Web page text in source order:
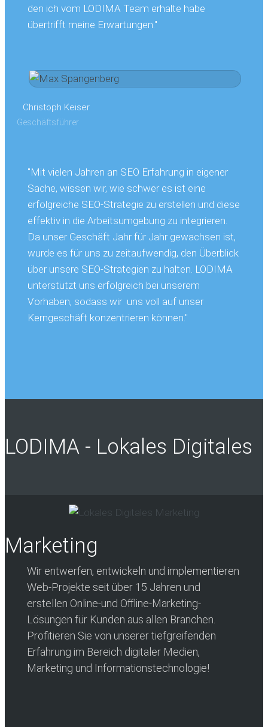
den ich vom LODIMA Team erhalte habe
übertrifft meine Erwartungen."
Christoph Keiser
Geschäftsführer
"Mit vielen Jahren an SEO Erfahrung in eigener
Sache, wissen wir, wie schwer es ist eine
erfolgreiche SEO-Strategie zu erstellen und diese
effektiv in die Arbeitsumgebung zu integrieren.
Da unser Geschäft Jahr für Jahr gewachsen ist,
wurde es für uns zu zeitaufwendig, den Überblick
über unsere SEO-Strategien zu halten. LODIMA
unterstützt uns erfolgreich bei unserem
Vorhaben, sodass wir uns voll auf unser
Kerngeschäft konzentrieren können."
LODIMA - Lokales Digitales
Marketing
Wir entwerfen, entwickeln und implementieren
Web-Projekte seit über 15 Jahren und
erstellen Online-und Offline-Marketing-
Lösungen für Kunden aus allen Branchen.
Profitieren Sie von unserer tiefgreifenden
Erfahrung im Bereich digitaler Medien,
Marketing und Informationstechnologie!